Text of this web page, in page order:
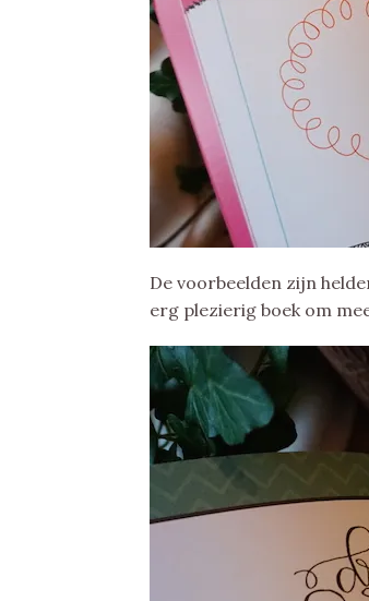
De voorbeelden zijn
erg plezierig boek om